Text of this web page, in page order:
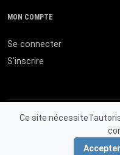
Ce site nécessite
Accepter
MON COMPTE
Se connecter
S'inscrire
© 2026 MALI